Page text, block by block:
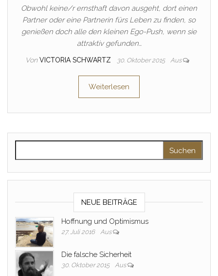
Obwohl keine/r ernsthaft davon ausgeht, dort einen
Partner oder eine Partnerin fürs Leben zu finden, so
genießen doch alle den kleinen Ego-Push, wenn sie
attraktiv gefunden…
Von VICTORIA SCHWARTZ 30. Oktober 2015 Aus
Weiterlesen
NEUE BEITRÄGE
Hoffnung und Optimismus
27. Juli 2016 Aus
Die falsche Sicherheit
30. Oktober 2015 Aus